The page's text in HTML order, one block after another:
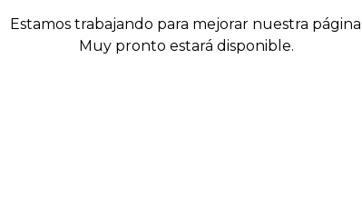
Estamos trabajando para mejorar nuestra página.
Muy pronto estará disponible.